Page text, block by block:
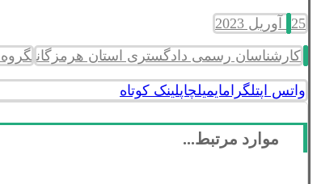
25 آوریل 2023
کارشناسان رسمی دادگستری استان هرمزگان گروه 6 - راه و ساختمان و نقشه برداری
واتس اپتلگرامایمیلچاپلینک کوتاه
موارد مرتبط...